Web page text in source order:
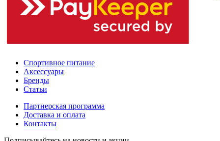
Спортивное питание
Аксессуары
Бренды
Статьи
Партнерская программа
Доставка и оплата
Контакты